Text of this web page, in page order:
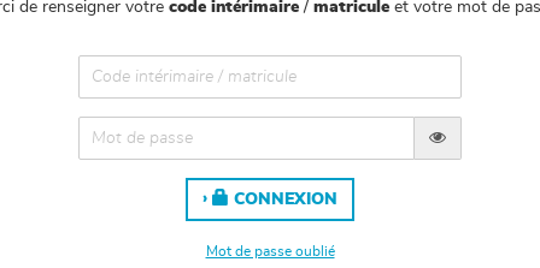
de renseigner votre code intérimaire / matricule et votre mot de
CONNEXION
Mot de passe oublié